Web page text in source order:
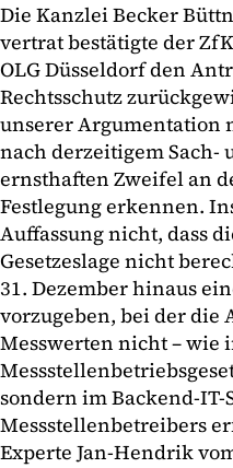
Die Kanzlei Becker
vertrat bestätigte der
OLG Düsseldorf den
Rechtsschutz
unserer Argumentation
nach derzeitigem Sach-
ernsthaften Zweifel an
Festlegung erkennen.
Auffassung nicht, dass
Gesetzeslage nicht
31. Dezember hinaus
vorzugeben, bei der die
Messwerten nicht – wie
sondern im Backend-IT-
Messstellenbetreibers
Experte Jan-Hendrik